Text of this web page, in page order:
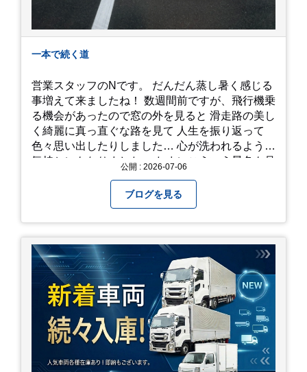
一本で続く道
営業スタッフのNです。 だんだん蒸し暑く感じる
事増えて来ましたね！ 数週間前ですが、飛行機乗
る機会があったので窓の外を見ると 滑走路の美し
く綺麗に真っ直ぐな路を見て 人生を振り返って
色々思い出したりしました… 心が洗われるような
気持ちにもなりました。 たまにこういう景色も見
番になりますが皆様方くれぐれもご自愛ください
公開 : 2026-07-06
ブログを見る